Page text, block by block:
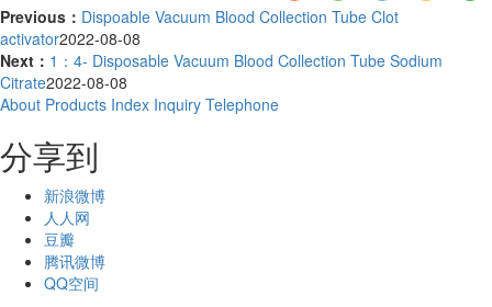
Previous： Dispoable Vacuum Blood Collection Tube Clot
activator2022-08-08
Next： 1：4- Disposable Vacuum Blood Collection Tube Sodium
Citrate2022-08-08
About Products Index Inquiry Telephone
分享到
新浪微博
人人网
豆瓣
腾讯微博
QQ空间